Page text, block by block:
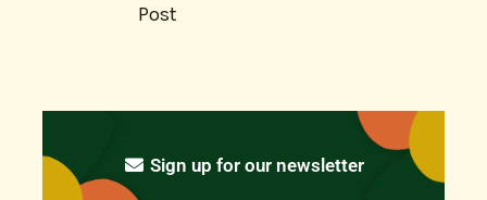
Post
Sign up for our newsletter